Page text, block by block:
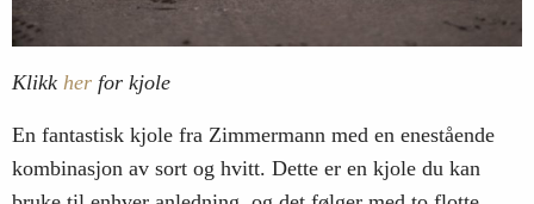
Klikk her for kjole
En fantastisk kjole fra Zimmermann med en enestående
kombinasjon av sort og hvitt. Dette er en kjole du kan